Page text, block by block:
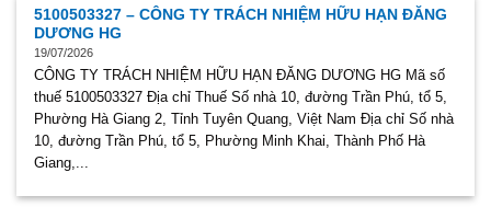
5100503327 – CÔNG TY TRÁCH NHIỆM HỮU HẠN ĐĂNG
DƯƠNG HG
19/07/2026
CÔNG TY TRÁCH NHIỆM HỮU HẠN ĐĂNG DƯƠNG HG Mã số
thuế 5100503327 Địa chỉ Thuế Số nhà 10, đường Trần Phú, tổ 5,
Phường Hà Giang 2, Tỉnh Tuyên Quang, Việt Nam Địa chỉ Số nhà
10, đường Trần Phú, tổ 5, Phường Minh Khai, Thành Phố Hà
Giang,...